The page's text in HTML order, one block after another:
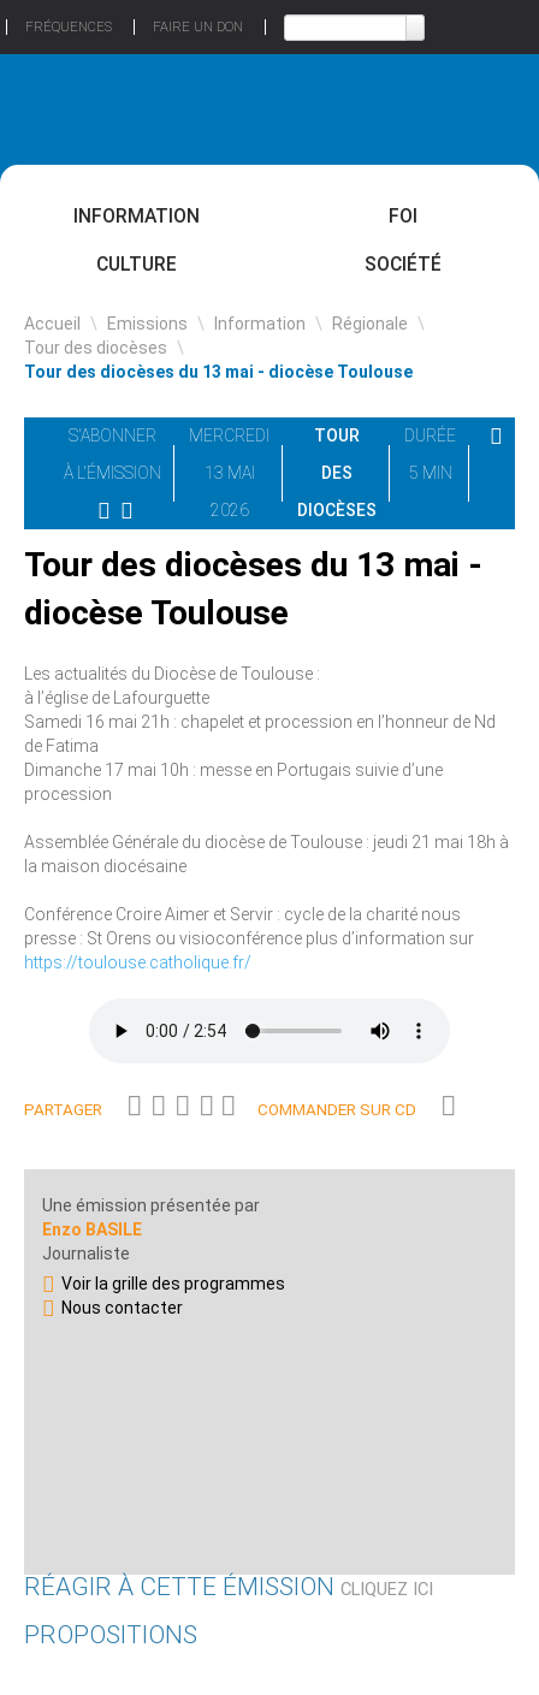
FRÉQUENCES FAIRE UN DON
INFORMATION FOI
CULTURE SOCIÉTÉ
Accueil \ Emissions \ Information \ Régionale \
Tour des diocèses \
Tour des diocèses du 13 mai - diocèse Toulouse
S'ABONNER
À L'ÉMISSION
MERCREDI
13 MAI
2026
TOUR
DES
DIOCÈSES
DURÉE
5 MIN
Tour des diocèses du 13 mai -
diocèse Toulouse
Les actualités du Diocèse de Toulouse :
à l’église de Lafourguette
Samedi 16 mai 21h : chapelet et procession en l’honneur de Nd
de Fatima
Dimanche 17 mai 10h : messe en Portugais suivie d’une
procession
Assemblée Générale du diocèse de Toulouse : jeudi 21 mai 18h à
la maison diocésaine
Conférence Croire Aimer et Servir : cycle de la charité nous
presse : St Orens ou visioconférence plus d’information sur
https://toulouse.catholique.fr/
PARTAGER COMMANDER SUR CD
Une émission présentée par
Enzo BASILE
Journaliste
Voir la grille des programmes
Nous contacter
RÉAGIR À CETTE ÉMISSION CLIQUEZ ICI
PROPOSITIONS